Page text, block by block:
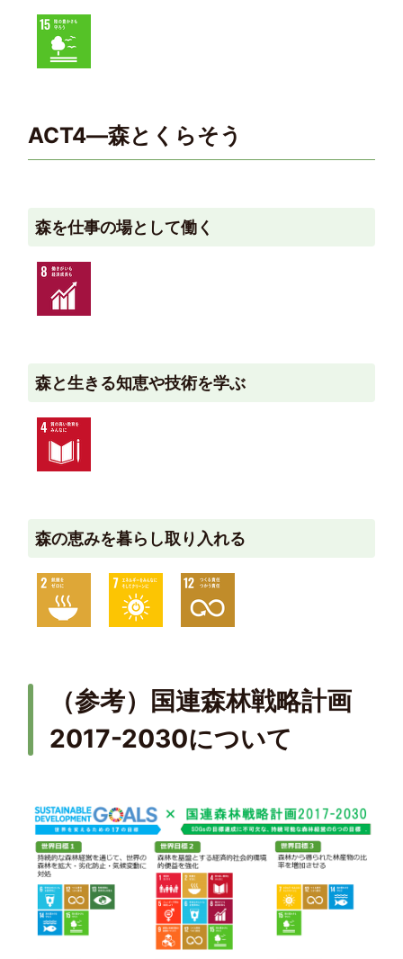
ACT4―森とくらそう
森を仕事の場として働く
森と生きる知恵や技術を学ぶ
森の恵みを暮らし取り入れる
（参考）国連森林戦略計画
2017-2030について